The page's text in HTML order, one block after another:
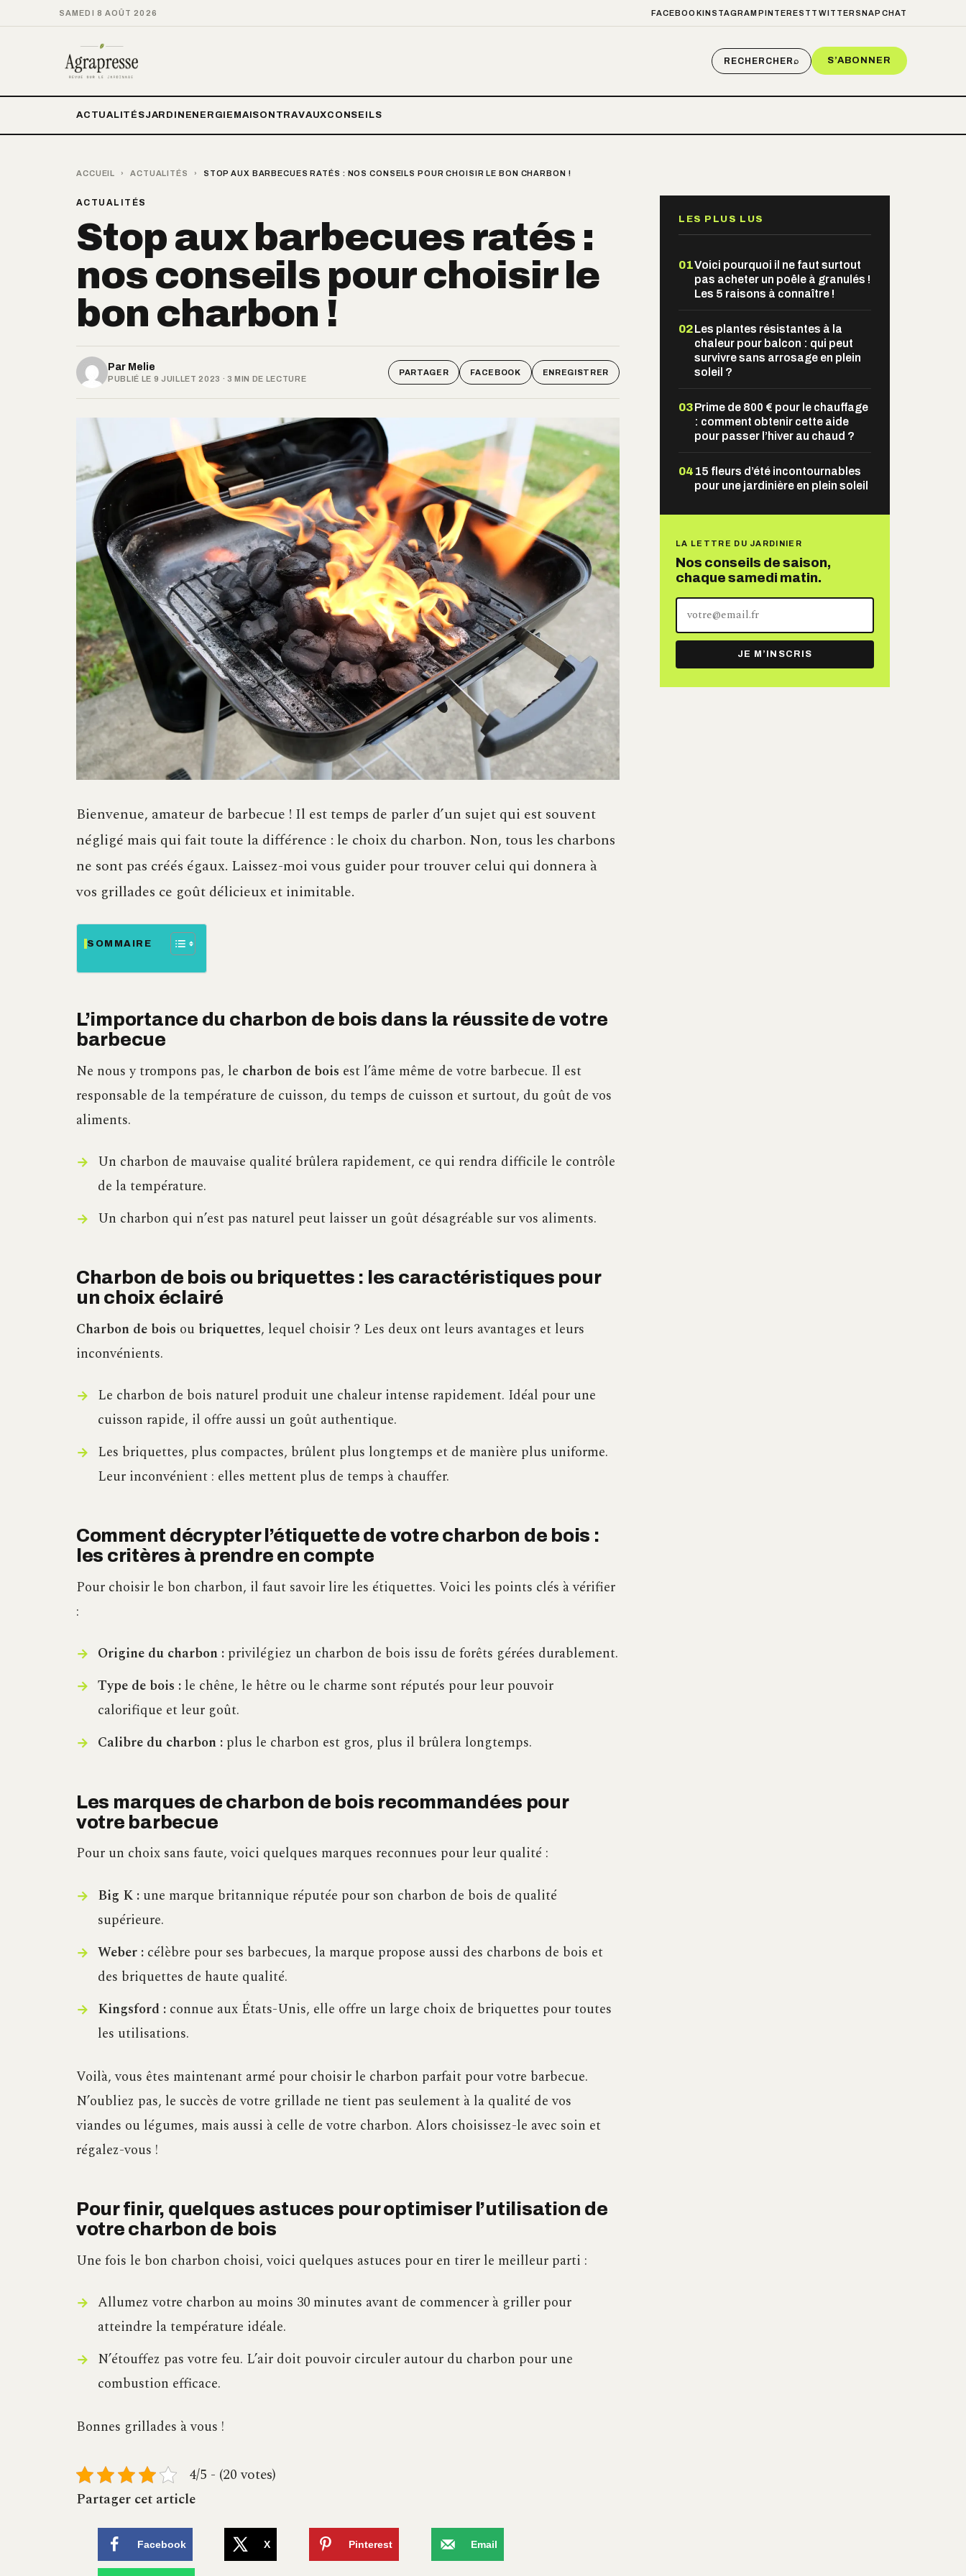
SAMEDI 8 AOÛT 2026 FACEBOOKINSTAGRAM PINTEREST TWITTER SNAPCHAT
RECHERCHER⌕ S’ABONNER
ACTUALITÉSJARDIN ENERGIE MAISON TRAVAUXCONSEILS
ACCUEIL › ACTUALITÉS › STOP AUX BARBECUES RATÉS : NOS CONSEILS POUR CHOISIR LE BON CHARBON !
ACTUALITÉS
Stop aux barbecues ratés :
nos conseils pour choisir le
bon charbon !
Par Melie
PUBLIÉ LE 9 JUILLET 2023 · 3 MIN DE LECTURE
PARTAGER FACEBOOK ENREGISTRER
Bienvenue, amateur de barbecue ! Il est temps de parler d’un sujet qui est souvent
négligé mais qui fait toute la différence : le choix du charbon. Non, tous les charbons
ne sont pas créés égaux. Laissez-moi vous guider pour trouver celui qui donnera à
vos grillades ce goût délicieux et inimitable.
SOMMAIRE
L’importance du charbon de bois dans la réussite de votre
barbecue
Ne nous y trompons pas, le charbon de bois est l’âme même de votre barbecue. Il est
responsable de la température de cuisson, du temps de cuisson et surtout, du goût de vos
aliments.
Un charbon de mauvaise qualité brûlera rapidement, ce qui rendra difficile le contrôle
de la température.
Un charbon qui n’est pas naturel peut laisser un goût désagréable sur vos aliments.
Charbon de bois ou briquettes : les caractéristiques pour
un choix éclairé
Charbon de bois ou briquettes, lequel choisir ? Les deux ont leurs avantages et leurs
inconvénients.
Le charbon de bois naturel produit une chaleur intense rapidement. Idéal pour une
cuisson rapide, il offre aussi un goût authentique.
Les briquettes, plus compactes, brûlent plus longtemps et de manière plus uniforme.
Leur inconvénient : elles mettent plus de temps à chauffer.
Comment décrypter l’étiquette de votre charbon de bois :
les critères à prendre en compte
Pour choisir le bon charbon, il faut savoir lire les étiquettes. Voici les points clés à vérifier
:
Origine du charbon :privilégiez un charbon de bois issu de forêts gérées durablement.
Type de bois :le chêne, le hêtre ou le charme sont réputés pour leur pouvoir
calorifique et leur goût.
Calibre du charbon :plus le charbon est gros, plus il brûlera longtemps.
Les marques de charbon de bois recommandées pour
votre barbecue
Pour un choix sans faute, voici quelques marques reconnues pour leur qualité :
Big K :une marque britannique réputée pour son charbon de bois de qualité
supérieure.
Weber :célèbre pour ses barbecues, la marque propose aussi des charbons de bois et
des briquettes de haute qualité.
Kingsford :connue aux États-Unis, elle offre un large choix de briquettes pour toutes
les utilisations.
Voilà, vous êtes maintenant armé pour choisir le charbon parfait pour votre barbecue.
N’oubliez pas, le succès de votre grillade ne tient pas seulement à la qualité de vos
viandes ou légumes, mais aussi à celle de votre charbon. Alors choisissez-le avec soin et
régalez-vous !
Pour finir, quelques astuces pour optimiser l’utilisation de
votre charbon de bois
Une fois le bon charbon choisi, voici quelques astuces pour en tirer le meilleur parti :
Allumez votre charbon au moins 30 minutes avant de commencer à griller pour
atteindre la température idéale.
N’étouffez pas votre feu. L’air doit pouvoir circuler autour du charbon pour une
combustion efficace.
Bonnes grillades à vous !
4/5 - (20 votes)
Partager cet article
Facebook X Pinterest Email
LES PLUS LUS
01Voici pourquoi il ne faut surtout
pas acheter un poêle à granulés !
Les 5 raisons à connaître !
02Les plantes résistantes à la
chaleur pour balcon : qui peut
survivre sans arrosage en plein
soleil ?
03Prime de 800 € pour le chauffage
: comment obtenir cette aide
pour passer l’hiver au chaud ?
04 15 fleurs d’été incontournables
pour une jardinière en plein soleil
LA LETTRE DU JARDINIER
Nos conseils de saison,
chaque samedi matin.
adresse
mail
JE M’INSCRIS